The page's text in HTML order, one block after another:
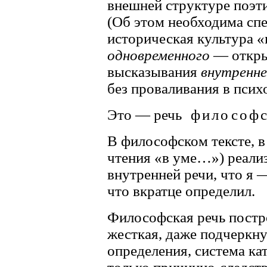
внешней структуре
(Об этом необходима
историческая культура
одновременного —
высказывания
без проваливания в
Это — речь
В философском тексте,
чтения «в уме…»)
внутренней речи, что я
что вкратце определил.
Философская речь
жесткая, даже
определения, система